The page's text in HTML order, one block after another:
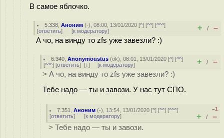
В самое яблочко.
5.338 ,Аноним (-), 08:00, 13/01/2020 [^] [^^] [^^^]
[ответить] [к модератору] + / –
А чо, на винду то zfs уже завезли? :)
6.340 ,Anonymoustus (ok), 08:01, 13/01/2020 [^] [^^]
[^^^] [ответить] [↓] [к модератору] + / –
> А чо, на винду то zfs уже завезли? :)
Тебе надо — ты и завози. У нас тут СПО.
7.351 ,Аноним (-), 13:54, 13/01/2020 [^] [^^] [^^^]
[ответить] [к модератору]
–1
+ / –
> Тебе надо — ты и завози.